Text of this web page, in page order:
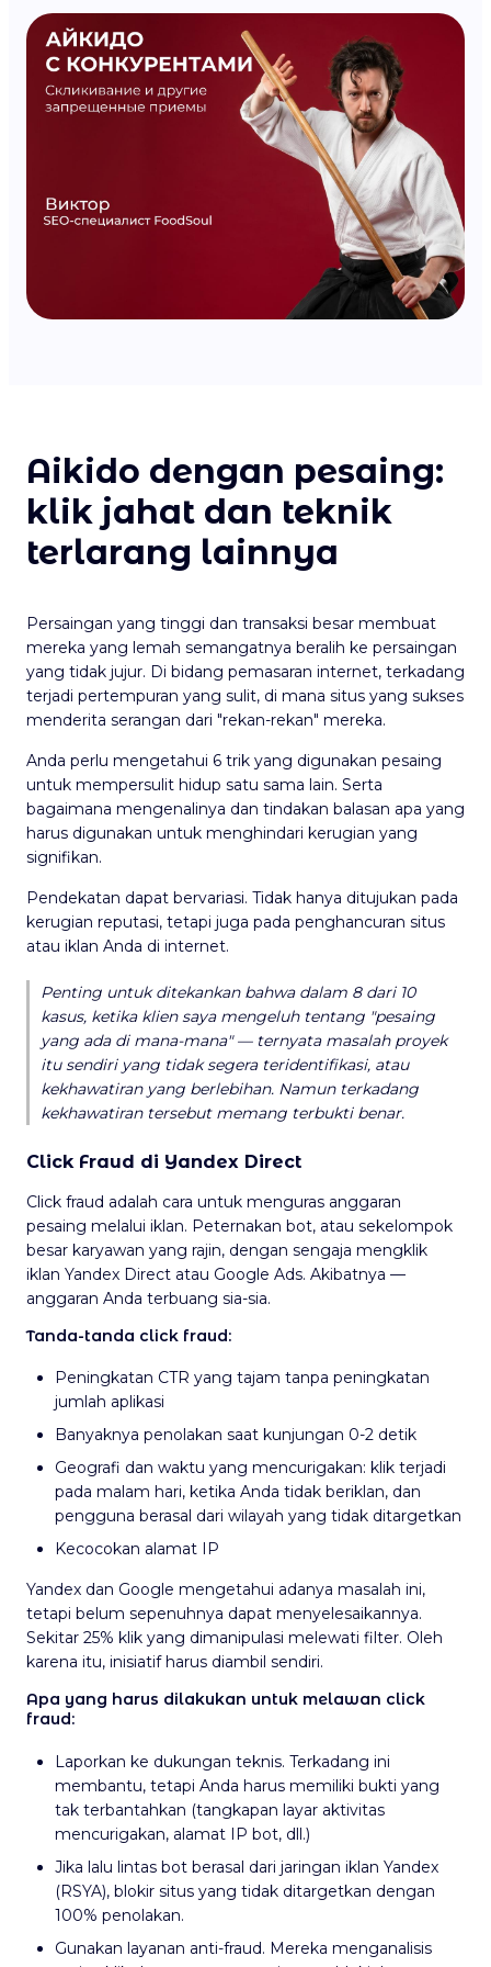
Aikido dengan pesaing:
klik jahat dan teknik
terlarang lainnya
Persaingan yang tinggi dan transaksi besar membuat
mereka yang lemah semangatnya beralih ke persaingan
yang tidak jujur. Di bidang pemasaran internet, terkadang
terjadi pertempuran yang sulit, di mana situs yang sukses
menderita serangan dari "rekan-rekan" mereka.
Anda perlu mengetahui 6 trik yang digunakan pesaing
untuk mempersulit hidup satu sama lain. Serta
bagaimana mengenalinya dan tindakan balasan apa yang
harus digunakan untuk menghindari kerugian yang
signifikan.
Pendekatan dapat bervariasi. Tidak hanya ditujukan pada
kerugian reputasi, tetapi juga pada penghancuran situs
atau iklan Anda di internet.
Penting untuk ditekankan bahwa dalam 8 dari 10
kasus, ketika klien saya mengeluh tentang "pesaing
yang ada di mana-mana" — ternyata masalah proyek
itu sendiri yang tidak segera teridentifikasi, atau
kekhawatiran yang berlebihan. Namun terkadang
kekhawatiran tersebut memang terbukti benar.
Click Fraud di Yandex Direct
Click fraud adalah cara untuk menguras anggaran
pesaing melalui iklan. Peternakan bot, atau sekelompok
besar karyawan yang rajin, dengan sengaja mengklik
iklan Yandex Direct atau Google Ads. Akibatnya —
anggaran Anda terbuang sia-sia.
Tanda-tanda click fraud:
Peningkatan CTR yang tajam tanpa peningkatan
jumlah aplikasi
Banyaknya penolakan saat kunjungan 0-2 detik
Geografi dan waktu yang mencurigakan: klik terjadi
pada malam hari, ketika Anda tidak beriklan, dan
pengguna berasal dari wilayah yang tidak ditargetkan
Kecocokan alamat IP
Yandex dan Google mengetahui adanya masalah ini,
tetapi belum sepenuhnya dapat menyelesaikannya.
Sekitar 25% klik yang dimanipulasi melewati filter. Oleh
karena itu, inisiatif harus diambil sendiri.
Apa yang harus dilakukan untuk melawan click
fraud:
Laporkan ke dukungan teknis. Terkadang ini
membantu, tetapi Anda harus memiliki bukti yang
tak terbantahkan (tangkapan layar aktivitas
mencurigakan, alamat IP bot, dll.)
Jika lalu lintas bot berasal dari jaringan iklan Yandex
(RSYA), blokir situs yang tidak ditargetkan dengan
100% penolakan.
Gunakan layanan anti-fraud. Mereka menganalisis